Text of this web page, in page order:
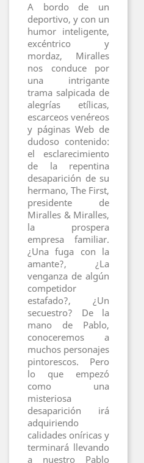
A bordo de un
deportivo, y con un
humor inteligente,
excéntrico y
mordaz, Miralles
nos conduce por
una intrigante
trama salpicada de
alegrías etílicas,
escarceos venéreos
y páginas Web de
dudoso contenido:
el esclarecimiento
de la repentina
desaparición de su
hermano, The First,
presidente de
Miralles & Miralles,
la prospera
empresa familiar.
¿Una fuga con la
amante?, ¿La
venganza de algún
competidor
estafado?, ¿Un
secuestro? De la
mano de Pablo,
conoceremos a
muchos personajes
pintorescos. Pero
lo que empezó
como una
misteriosa
desaparición irá
adquiriendo
calidades oníricas y
terminará llevando
a nuestro Pablo